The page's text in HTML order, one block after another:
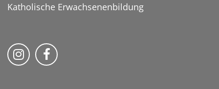
Katholische Erwachsenenbildung
Folge uns auf Instragram
Folge uns auf Facebook